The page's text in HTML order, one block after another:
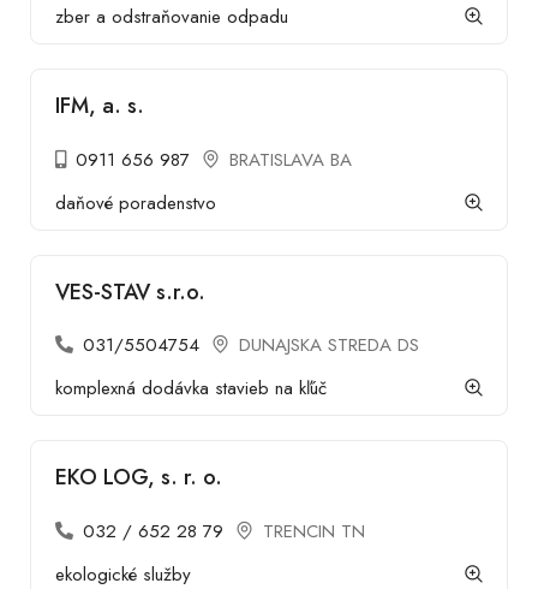
zber a odstraňovanie odpadu
IFM, a. s.
0911 656 987
BRATISLAVA BA
daňové poradenstvo
VES-STAV s.r.o.
031/5504754
DUNAJSKA STREDA DS
komplexná dodávka stavieb na kľúč
EKO LOG, s. r. o.
032 / 652 28 79
TRENCIN TN
ekologické služby